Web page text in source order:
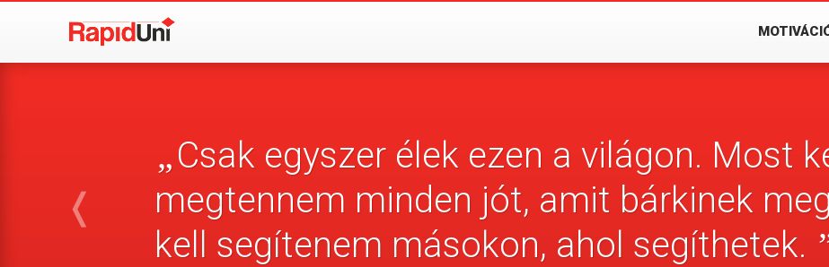
❬
„Csak egyszer élek ezen a világon. Most
megtennem minden jót, amit bárkinek
kell segítenem másokon, ahol segíthetek.